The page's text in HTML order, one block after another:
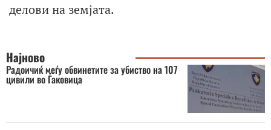
делови на земјата.
Најново
Радоичиќ меѓу обвинетите за убиство на 107
цивили во Ѓаковица